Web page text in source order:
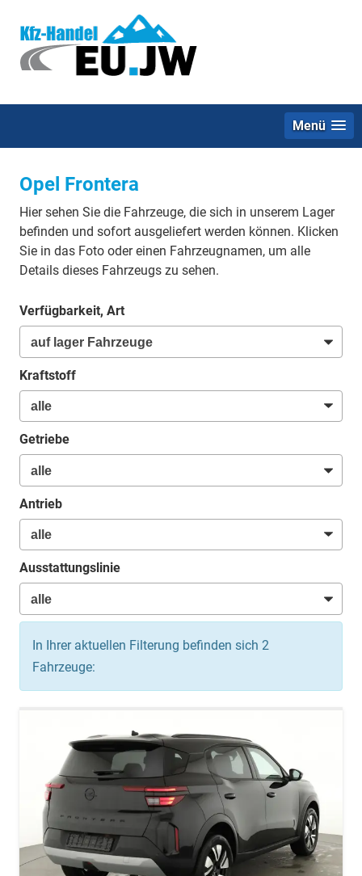
Menü
Opel Frontera
Hier sehen Sie die Fahrzeuge, die sich in unserem Lager
befinden und sofort ausgeliefert werden können. Klicken
Sie in das Foto oder einen Fahrzeugnamen, um alle
Details dieses Fahrzeugs zu sehen.
Verfügbarkeit, Art
Kraftstoff
Getriebe
Antrieb
Ausstattungslinie
In Ihrer aktuellen Filterung befinden sich 2
Fahrzeuge: